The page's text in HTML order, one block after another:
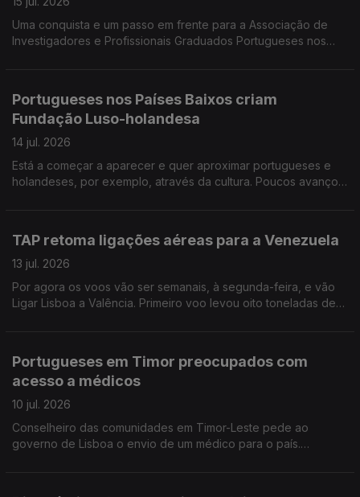
Uma conquista e um passo em frente para a Associação de
Investigadores e Profissionais Graduados Portugueses nos
Portugueses nos Países Baixos criam
Fundação Luso-holandesa
14 jul. 2026
Está a começar a aparecer e quer aproximar portugueses e
holandeses, por exemplo, através da cultura. Poucos avanços
TAP retoma ligações aéreas para a Venezuela
13 jul. 2026
Por agora os voos vão ser semanais, à segunda-feira, e vão
Ligar Lisboa a Valência. Primeiro voo levou oito toneladas de
Portugueses em Timor preocupados com
acesso a médicos
10 jul. 2026
Conselheiro das comunidades em Timor-Leste pede ao
governo de Lisboa o envio de um médico para o país.